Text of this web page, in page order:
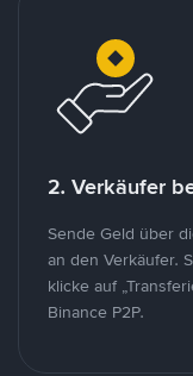
2. Verkäufer
Sende Geld über
an den Verkäufer.
klicke auf
Binance P2P.